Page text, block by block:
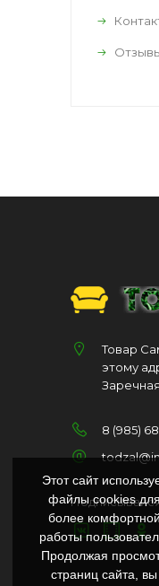
Товар
этому
Заречная
8 (985)
Этот сайт
файлы cookies
более комфортной
работы
Продолжая
страниц сайта, вы